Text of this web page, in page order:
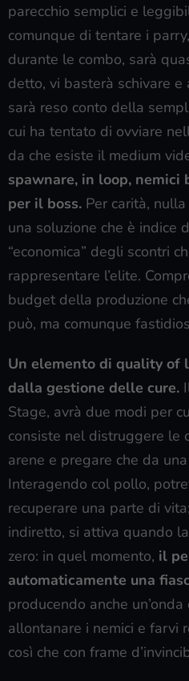
parecchio semplici e
comunque di tentare i
durante le combo, sarà
detto, vi basterà schivare
sarà reso conto della
cui ha tentato di ovviare
da che esiste il medium
spawnare, in loop, nemici
per il boss. Per carità,
una soluzione che è indice
“economica” degli scontri
rappresentare l’elite.
budget della produzione
può, ma comunque
Un elemento di quality of
dalla gestione delle cure.
Stage, avrà due modi per
consiste nel distruggere le
arene e pregare che da
Interagendo col pollo,
recuperare una parte di
indiretto, si attiva quando
zero: in quel momento, il
automaticamente una
producendo anche
allontanare i nemici e farvi
così che con frame